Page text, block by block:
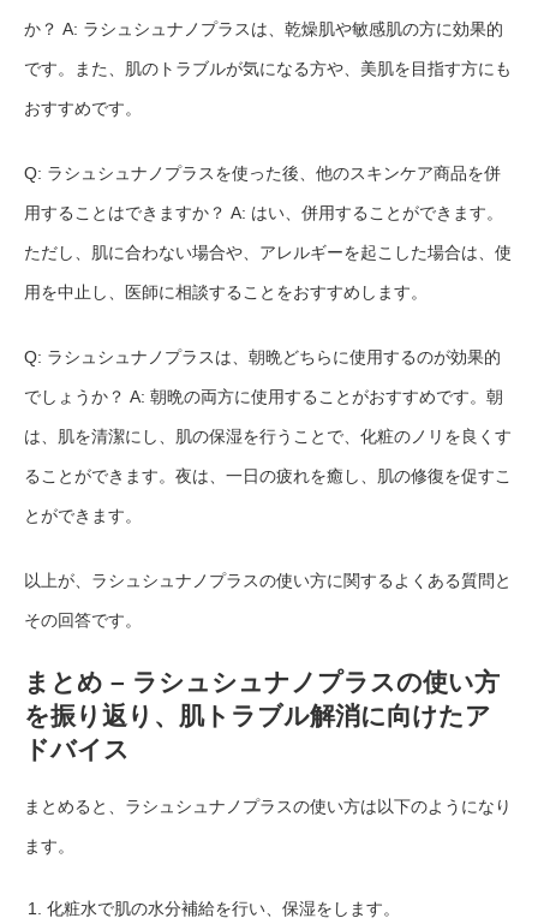
か？ A: ラシュシュナノプラスは、乾燥肌や敏感肌の方に効果的
です。また、肌のトラブルが気になる方や、美肌を目指す方にも
おすすめです。
Q: ラシュシュナノプラスを使った後、他のスキンケア商品を併
用することはできますか？ A: はい、併用することができます。
ただし、肌に合わない場合や、アレルギーを起こした場合は、使
用を中止し、医師に相談することをおすすめします。
Q: ラシュシュナノプラスは、朝晩どちらに使用するのが効果的
でしょうか？ A: 朝晩の両方に使用することがおすすめです。朝
は、肌を清潔にし、肌の保湿を行うことで、化粧のノリを良くす
ることができます。夜は、一日の疲れを癒し、肌の修復を促すこ
とができます。
以上が、ラシュシュナノプラスの使い方に関するよくある質問と
その回答です。
まとめ – ラシュシュナノプラスの使い方
を振り返り、肌トラブル解消に向けたア
ドバイス
まとめると、ラシュシュナノプラスの使い方は以下のようになり
ます。
化粧水で肌の水分補給を行い、保湿をします。